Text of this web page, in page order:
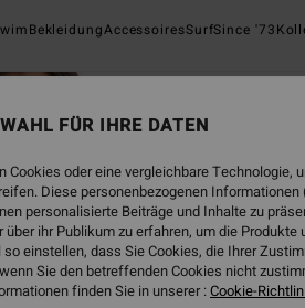
BekleidungAccessoiresSurfSince '73
FÜR IHRE DATEN
Cookies oder eine vergleichbare Technologie,
Diese personenbezogenen
personalisierte Beiträge und Inhalte zu
ihr Publikum zu erfahren, um die
einstellen, dass Sie Cookies, die Ihrer
Sie den betreffenden Cookies nicht
finden Sie in unserer :Cookie-